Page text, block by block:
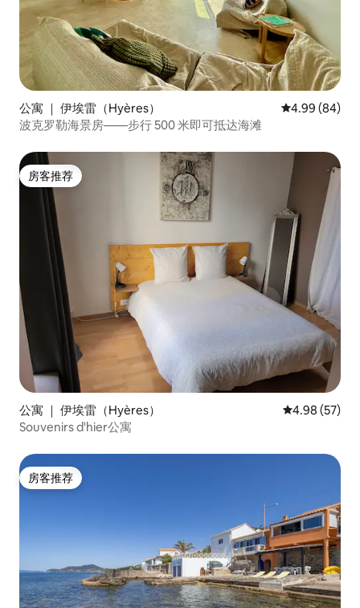
公寓 ｜ 伊埃雷（Hyères） 平均评分 4.99
4.99 (84)
波克罗勒海景房——步行 500 米即可抵达海滩
房客推荐
房客推荐
公寓 ｜ 伊埃雷（Hyères） 平均评分
4.98 (57)
Souvenirs d'hier公寓
房客推荐
房客推荐